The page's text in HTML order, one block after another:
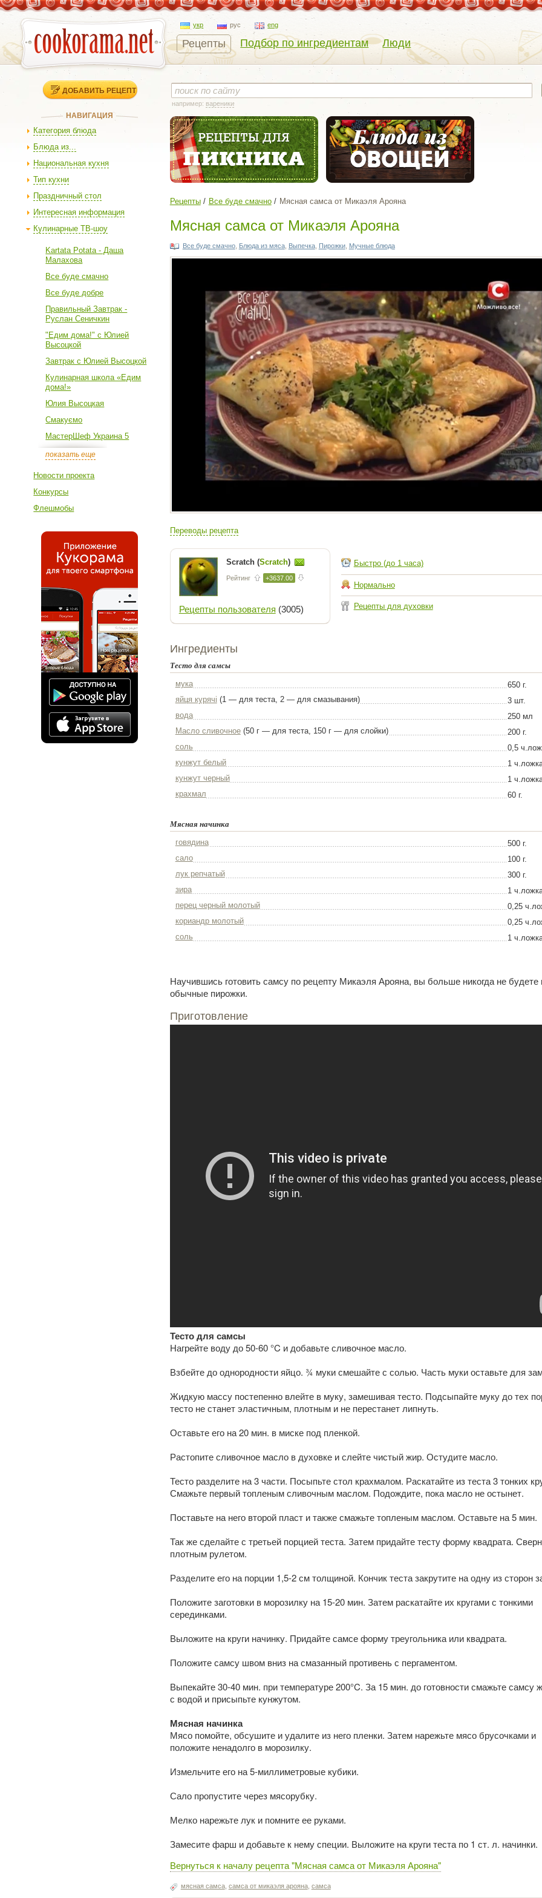
укр рус eng
Рецепты Подбор по ингредиентам Люди
ДОБАВИТЬ РЕЦЕПТ
НАВИГАЦИЯ
Категория блюда
Блюда из...
Национальная кухня
Тип кухни
Праздничный стол
Интересная информация
Кулинарные ТВ-шоу
Kartata Potata - Даша
Малахова
Все буде смачно
Все буде добре
Правильный Завтрак -
Руслан Сеничкин
"Едим дома!" с Юлией
Высоцкой
Завтрак с Юлией Высоцкой
Кулинарная школа «Едим
дома!»
Юлия Высоцкая
Смакуємо
МастерШеф Украина 5
показать еще
Новости проекта
Конкурсы
Флешмобы
например: вареники
Рецепты Все буде смачно Мясная самса от Микаэля Арояна
Мясная самса от Микаэля Арояна
Все буде смачно, Блюда из мяса, Выпечка, Пирожки, Мучные блюда
Переводы рецепта
Scratch (Scratch)
Рейтинг +3637.00
Рецепты пользователя (3005)
Быстро (до 1 часа)
Нормально
Рецепты для духовки
Ингредиенты
Тесто для самсы
мука
650 г.
яйця курячі (1 — для теста, 2 — для смазывания)
3 шт.
вода
250 мл
Масло сливочное(50 г — для теста, 150 г — для слойки)
200 г.
соль
0,5
кунжут белый
1
кунжут черный
1
крахмал
60 г.
Мясная начинка
говядина
500 г.
сало
100 г.
лук репчатый
300 г.
зира
1
перец черный молотый
0,25
кориандр молотый
0,25
соль
1
Научившись готовить самсу по рецепту Микаэля Арояна, вы больше никогда не будете
обычные пирожки.
Приготовление
Тесто для самсы
Нагрейте воду до 50-60 °C и добавьте сливочное масло.
Взбейте до однородности яйцо. ¾ муки смешайте с солью. Часть муки оставьте для
Жидкую массу постепенно влейте в муку, замешивая тесто. Подсыпайте муку до тех
тесто не станет эластичным, плотным и не перестанет липнуть.
Оставьте его на 20 мин. в миске под пленкой.
Растопите сливочное масло в духовке и слейте чистый жир. Остудите масло.
Тесто разделите на 3 части. Посыпьте стол крахмалом. Раскатайте из теста 3 тонких
Смажьте первый топленым сливочным маслом. Подождите, пока масло не остынет.
Поставьте на него второй пласт и также смажьте топленым маслом. Оставьте на 5 мин.
Так же сделайте с третьей порцией теста. Затем придайте тесту форму квадрата.
плотным рулетом.
Разделите его на порции 1,5-2 см толщиной. Кончик теста закрутите на одну из сторон
Положите заготовки в морозилку на 15-20 мин. Затем раскатайте их кругами с тонкими
серединками.
Выложите на круги начинку. Придайте самсе форму треугольника или квадрата.
Положите самсу швом вниз на смазанный противень с пергаментом.
Выпекайте 30-40 мин. при температуре 200°C. За 15 мин. до готовности смажьте самсу
с водой и присыпьте кунжутом.
Мясная начинка
Мясо помойте, обсушите и удалите из него пленки. Затем нарежьте мясо брусочками и
положите ненадолго в морозилку.
Измельчите его на 5-миллиметровые кубики.
Сало пропустите через мясорубку.
Мелко нарежьте лук и помните ее руками.
Замесите фарш и добавьте к нему специи. Выложите на круги теста по 1 ст. л. начинки.
Вернуться к началу рецепта "Мясная самса от Микаэля Арояна"
мясная самса, самса от микаэля арояна, самса